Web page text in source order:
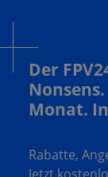
Der
Monat.
Rabatte,